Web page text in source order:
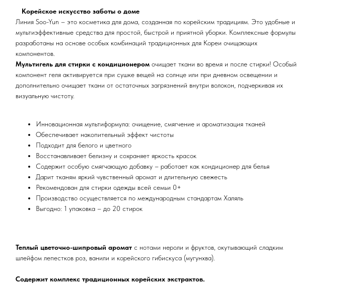
Корейское искусство заботы о доме
Линия Soo-Yun – это косметика для дома, созданная по корейским традициям. Это удобные и
мультиэффективные средства для простой, быстрой и приятной уборки. Комплексные формулы
разработаны на основе особых комбинаций традиционных для Кореи очищающих
компонентов.
Мультигель для стирки с кондиционером очищает ткани во время и после стирки! Особый
компонент геля активируется при сушке вещей на солнце или при дневном освещении и
дополнительно очищает ткани от остаточных загрязнений внутри волокон, подчеркивая их
визуальную чистоту.
Инновационная мультиформула: очищение, смягчение и ароматизация тканей
Обеспечивает накопительный эффект чистоты
Подходит для белого и цветного
Восстанавливает белизну и сохраняет яркость красок
Содержит особую смягчающую добавку – работает как кондиционер для белья
Дарит тканям яркий чувственный аромат и длительную свежесть
Рекомендован для стирки одежды всей семьи 0+
Производство осуществляется по международным стандартам Халяль
Выгодно: 1 упаковка – до 20 стирок
Теплый цветочно-шипровый аромат с нотами нероли и фруктов, окутывающий сладким
шлейфом лепестков роз, ванили и корейского гибискуса (мугунхва).
Содержит комплекс традиционных корейских экстрактов.